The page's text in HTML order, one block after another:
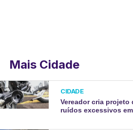
Mais Cidade
CIDADE
Vereador cria projeto
ruídos excessivos